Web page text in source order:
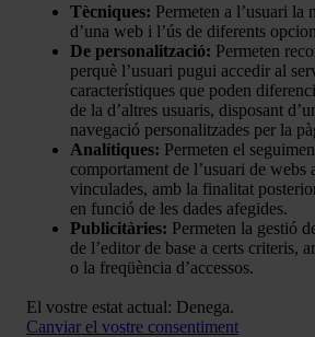
Tècniques: Permeten a l’usuari la
d’una web i l’ús de diferents
De personalització: Permeten
perquè l’usuari pugui accedir al
característiques que poden
de la d’altres usuaris, disposant
navegació personalitzades per la
Analítiques: Permeten el
comportament de l’usuari de webs
vinculades, amb la finalitat
en funció de les dades afegides.
Publicitàries: Permeten la gestió
de l’editor de base a certs criteris,
o la freqüència d’accessos.
El vostre estat actual: Denega.
Canviar el vostre consentiment